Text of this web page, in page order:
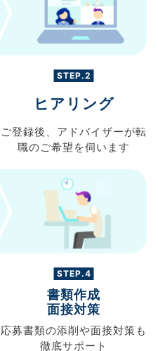
STEP.2
ヒアリング
ご登録後、 アドバイザーが転
職のご希望を伺います
STEP.4
書類作成
面接対策
応募書類の添削や面接対策も
徹底サポート